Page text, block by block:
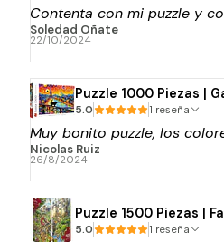
Contenta con mi puzzle y
Soledad Oñate
22/10/2024
Puzzle 1000 Piezas |
5.0 1 reseña
Muy bonito puzzle, los
Nicolas Ruiz
26/8/2024
Puzzle 1500 Piezas |
5.0 1 reseña